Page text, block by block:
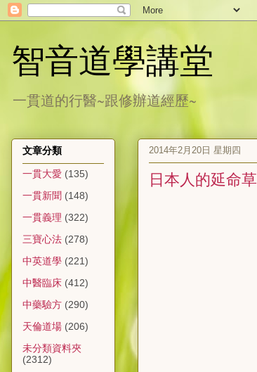
智音道學講堂
一貫道的行醫~跟修辦道經歷~
2014年2月20日 星期四
日本人的延命草
文章分類
一貫大愛 (135)
一貫新聞 (148)
一貫義理 (322)
三寶心法 (278)
中英道學 (221)
中醫臨床 (412)
中藥驗方 (290)
天倫道場 (206)
未分類資料夾
(2312)